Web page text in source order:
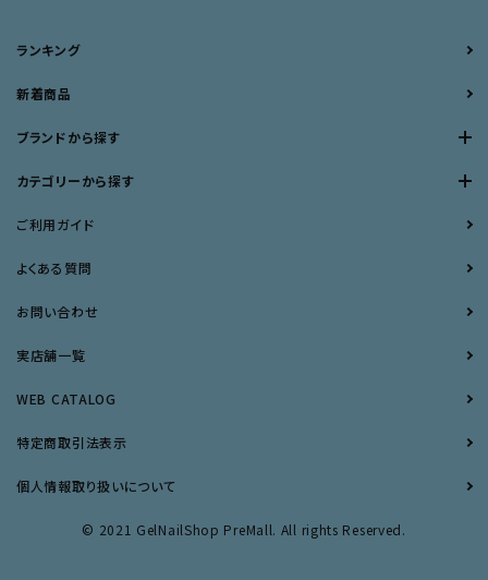
ランキング
新着商品
ブランドから探す
カテゴリーから探す
ご利用ガイド
よくある質問
お問い合わせ
実店舗一覧
WEB CATALOG
特定商取引法表示
個人情報取り扱いについて
© 2021 GelNailShop PreMall. All rights Reserved.